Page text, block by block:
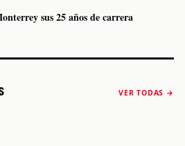
sus 25 años de carrera
VER TODAS →
Felipe
guitarrista
anuncia “Reality